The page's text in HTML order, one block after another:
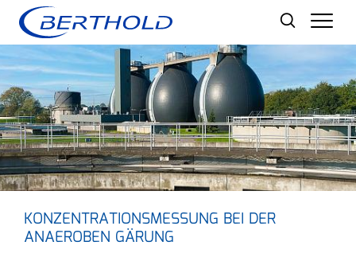
KONZENTRATIONSMESSUNG BEI DER
ANAEROBEN GÄRUNG